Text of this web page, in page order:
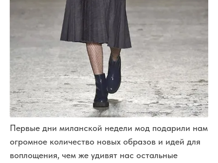
Первые дни миланской недели мод подарили нам
огромное количество новых образов и идей для
воплощения, чем же удивят нас остальные